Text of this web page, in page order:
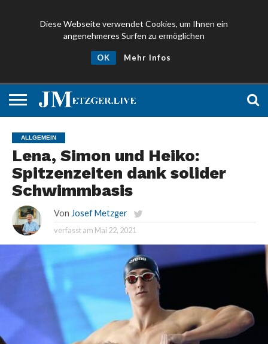
Diese Webseite verwendet Cookies, um Ihnen ein
angenehmeres Surfen zu ermöglichen
OK Mehr Infos
ALLGEMEIN
Lena, Simon und Heiko:
Spitzenzeiten dank solider
Schwimmbasis
Von Josef Metzger
verfasst am Mai 22, 2021